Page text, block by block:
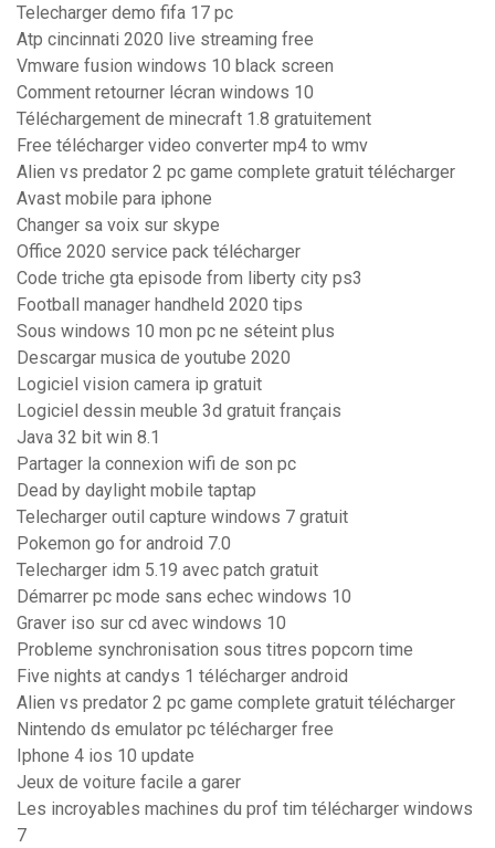
Telecharger demo fifa 17 pc
Atp cincinnati 2020 live streaming free
Vmware fusion windows 10 black screen
Comment retourner lécran windows 10
Téléchargement de minecraft 1.8 gratuitement
Free télécharger video converter mp4 to wmv
Alien vs predator 2 pc game complete gratuit télécharger
Avast mobile para iphone
Changer sa voix sur skype
Office 2020 service pack télécharger
Code triche gta episode from liberty city ps3
Football manager handheld 2020 tips
Sous windows 10 mon pc ne séteint plus
Descargar musica de youtube 2020
Logiciel vision camera ip gratuit
Logiciel dessin meuble 3d gratuit français
Java 32 bit win 8.1
Partager la connexion wifi de son pc
Dead by daylight mobile taptap
Telecharger outil capture windows 7 gratuit
Pokemon go for android 7.0
Telecharger idm 5.19 avec patch gratuit
Démarrer pc mode sans echec windows 10
Graver iso sur cd avec windows 10
Probleme synchronisation sous titres popcorn time
Five nights at candys 1 télécharger android
Alien vs predator 2 pc game complete gratuit télécharger
Nintendo ds emulator pc télécharger free
Iphone 4 ios 10 update
Jeux de voiture facile a garer
Les incroyables machines du prof tim télécharger windows
7